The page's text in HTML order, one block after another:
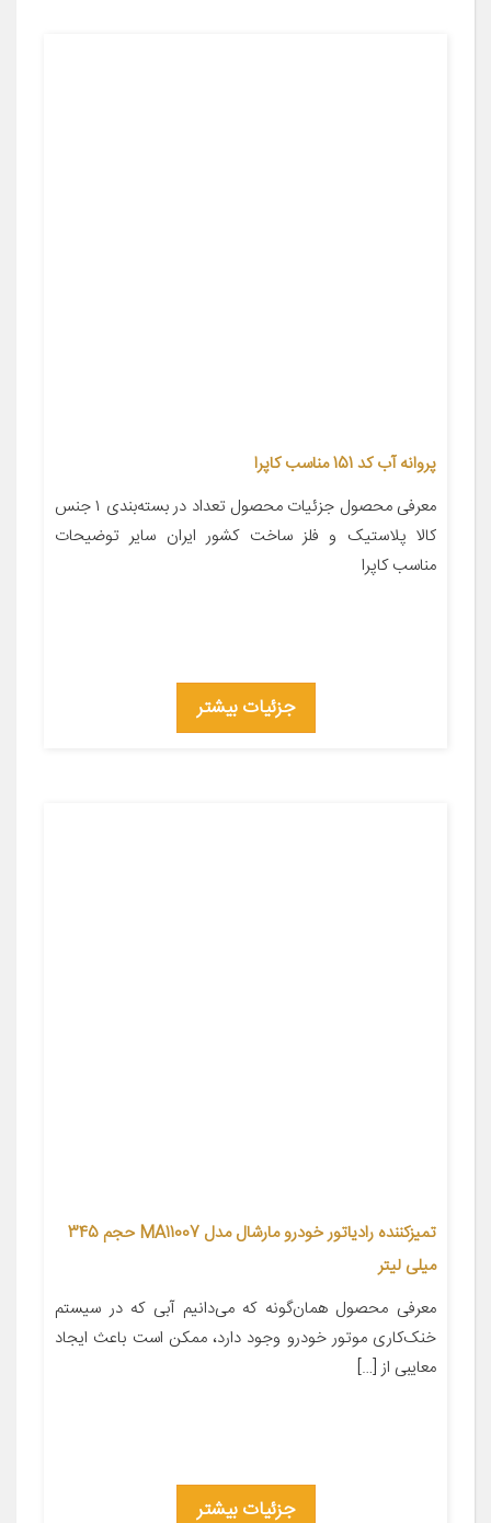
پروانه آب کد 151 مناسب کاپرا
معرفی محصول جزئیات محصول تعداد در بسته‌بندی ۱ جنس
کالا پلاستیک و فلز ساخت کشور ایران سایر توضیحات
مناسب کاپرا
جزئیات بیشتر
تمیزکننده رادیاتور خودرو مارشال مدل MA11007 حجم 345
میلی لیتر
معرفی محصول همان‌گونه که می‌دانیم آبی که در سیستم
خنک‌کاری موتور خودرو وجود دارد، ممکن است باعث ایجاد
معایبی از […]
جزئیات بیشتر